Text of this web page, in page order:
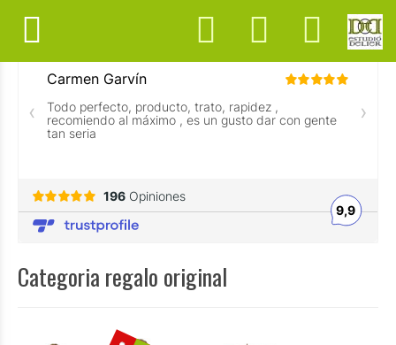
Categoria regalo original